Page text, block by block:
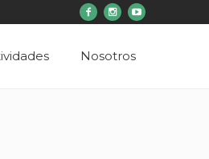
Nosotros